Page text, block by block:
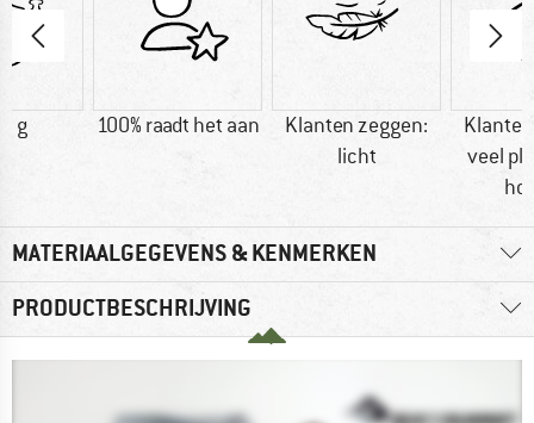
g 100% raadt het aan
Klanten zeggen:
licht
veel
MATERIAALGEGEVENS & KENMERKEN
PRODUCTBESCHRIJVING